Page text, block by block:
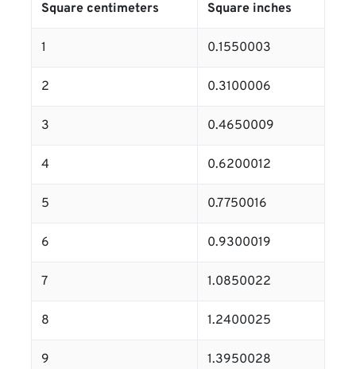
Square centimeters Square inches
1 0.1550003
2 0.3100006
3 0.4650009
4 0.6200012
5 0.7750016
6 0.9300019
7 1.0850022
8 1.2400025
9 1.3950028